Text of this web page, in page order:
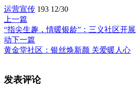
运营宣传 193 12/30
上一篇
“指尖生趣，情暖银龄”：三义社区开
动下一篇
黄金堂社区：银丝焕新颜 关爱暖人心
发表评论